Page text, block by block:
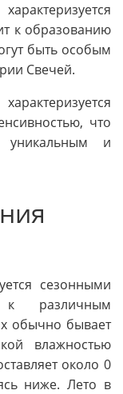
к образованию
быть особым
Свечей.
что
уникальным и
сезонными
к различным
обычно бывает
влажностью
около 0
ниже. Лето в